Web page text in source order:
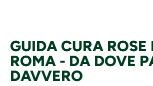
GUIDA CURA ROSE
ROMA - DA DOVE
DAVVERO